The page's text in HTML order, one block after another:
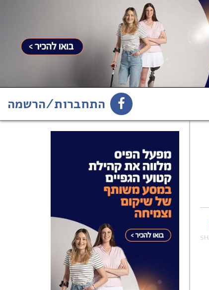
התחברות/הרשמה
הירשמו לניוזלטר 1